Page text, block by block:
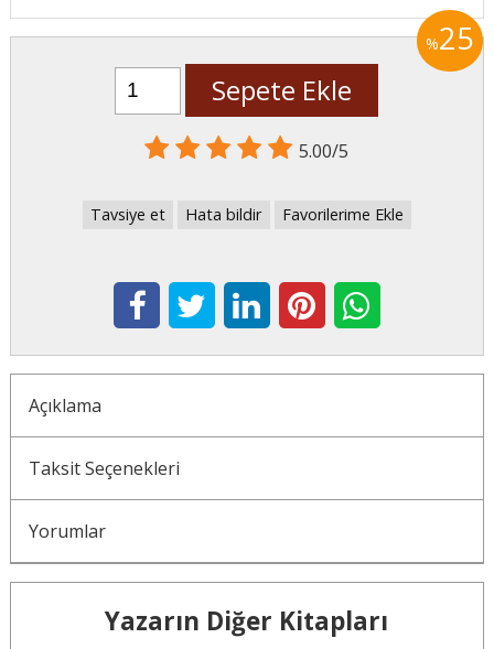
%25
Sepete Ekle
5.00/5
Tavsiye et Hata bildir Favorilerime Ekle
Açıklama
Taksit Seçenekleri
Yorumlar
Yazarın Diğer Kitapları